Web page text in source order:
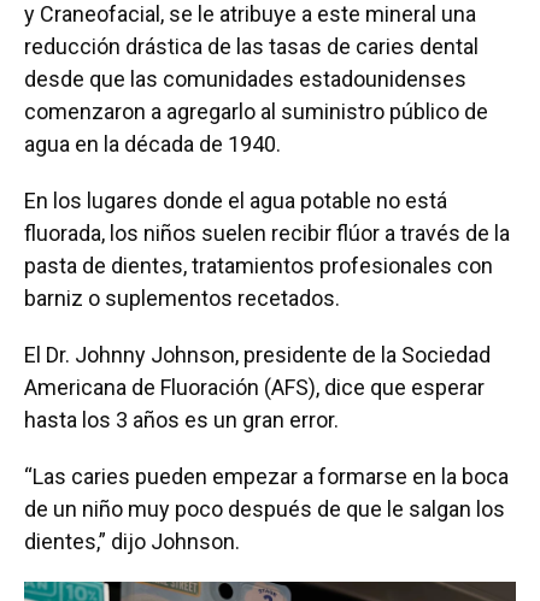
y Craneofacial, se le atribuye a este mineral una
reducción drástica de las tasas de caries dental
desde que las comunidades estadounidenses
comenzaron a agregarlo al suministro público de
agua en la década de 1940.
En los lugares donde el agua potable no está
fluorada, los niños suelen recibir flúor a través de la
pasta de dientes, tratamientos profesionales con
barniz o suplementos recetados.
El Dr. Johnny Johnson, presidente de la Sociedad
Americana de Fluoración (AFS), dice que esperar
hasta los 3 años es un gran error.
“Las caries pueden empezar a formarse en la boca
de un niño muy poco después de que le salgan los
dientes,” dijo Johnson.